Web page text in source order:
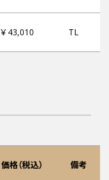
￥43,010 TL
価格（税込） 備考